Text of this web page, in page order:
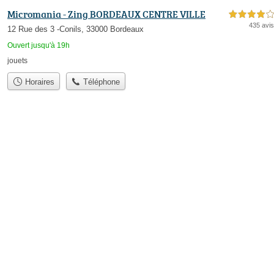
Micromania - Zing BORDEAUX CENTRE VILLE
12 Rue des 3 -Conils, 33000 Bordeaux
Ouvert jusqu'à 19h
4,0 étoiles sur 5
435 avis
jouets
Horaires Téléphone